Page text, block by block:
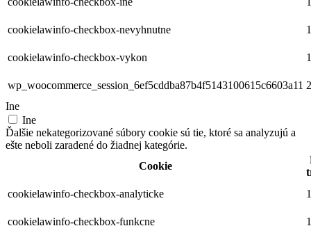
cookielawinfo-checkbox-nevyhnutne
cookielawinfo-checkbox-vykon
wp_woocommerce_session_6ef5cddba87b4f5143100615c6603a11
Ine
Ine
Ďalšie nekategorizované súbory cookie sú tie, ktoré sa analyzujú a
ešte neboli zaradené do žiadnej kategórie.
Cookie
cookielawinfo-checkbox-analyticke
cookielawinfo-checkbox-funkcne